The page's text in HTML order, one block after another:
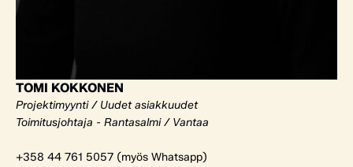
TOMI KOKKONEN
Projektimyynti / Uudet asiakkuudet
Toimitusjohtaja - Rantasalmi / Vantaa
+358 44 761 5057 (myös Whatsapp)